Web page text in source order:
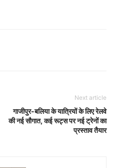
Next article
गाजीपुर-बलिया के यात्रियों के लिए रेलवे
की नई सौगात, कई रूट्स पर नई ट्रेनों का
प्रस्ताव तैयार